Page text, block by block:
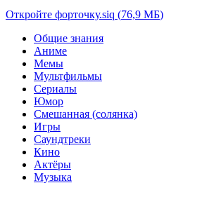
Откройте форточку.siq (76,9 МБ)
Общие знания
Аниме
Мемы
Мультфильмы
Сериалы
Юмор
Смешанная (солянка)
Игры
Саундтреки
Кино
Актёры
Музыка